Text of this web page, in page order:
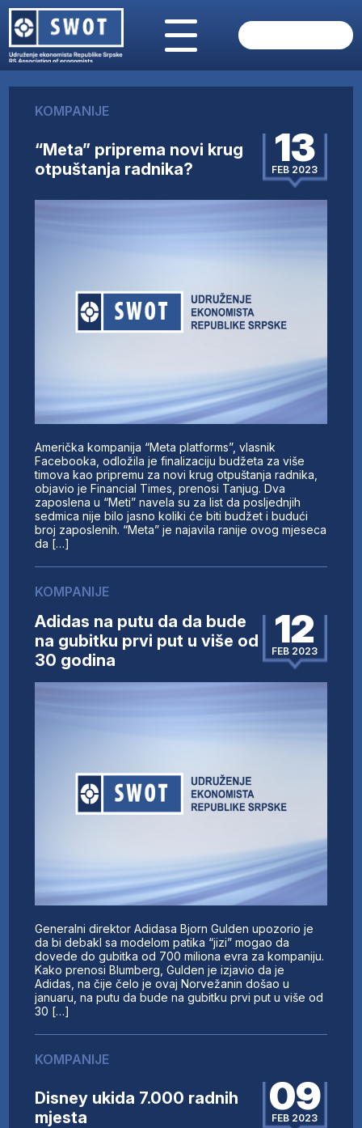
O NAMA
AKTUELNO
ANALIZE
FINANSIJE
UČLANI SE
KOMPANIJE
“Meta” priprema novi krug
otpuštanja radnika?
13
FEB 2023
Američka kompanija “Meta platforms”, vlasnik
Facebooka, odložila je finalizaciju budžeta za više
timova kao pripremu za novi krug otpuštanja radnika,
objavio je Financial Times, prenosi Tanjug. Dva
zaposlena u “Meti” navela su za list da posljednjih
sedmica nije bilo jasno koliki će biti budžet i budući
broj zaposlenih. “Meta” je najavila ranije ovog mjeseca
da […]
KOMPANIJE
Adidas na putu da da bude
na gubitku prvi put u više od
30 godina
12
FEB 2023
Generalni direktor Adidasa Bjorn Gulden upozorio je
da bi debakl sa modelom patika “jizi” mogao da
dovede do gubitka od 700 miliona evra za kompaniju.
Kako prenosi Blumberg, Gulden je izjavio da je
Adidas, na čije čelo je ovaj Norvežanin došao u
januaru, na putu da bude na gubitku prvi put u više od
30 […]
KOMPANIJE
Disney ukida 7.000 radnih
mjesta
09
FEB 2023